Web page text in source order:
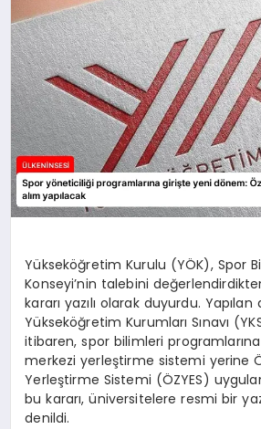
TEKNOLOJI
YAŞAM
MALATYA HABERLERI
Yükseköğretim Kurulu (YÖK), Spor
Konseyi’nin talebini
kararı yazılı olarak duyurdu. Yapılan
Yükseköğretim Kurumları Sınavı
itibaren, spor bilimleri
merkezi yerleştirme sistemi yerine
Yerleştirme Sistemi (ÖZYES)
bu kararı, üniversitelere resmi bir
denildi.